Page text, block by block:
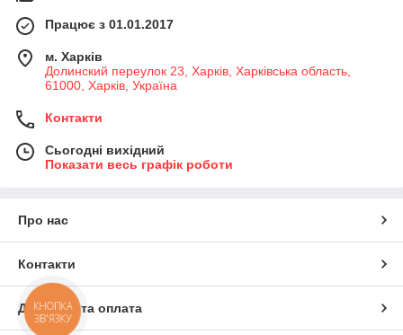
Працює з 01.01.2017
м. Харків
Долинский переулок 23, Харків, Харківська область,
61000, Харків, Україна
Контакти
Сьогодні вихідний
Показати весь графік роботи
Про нас
Контакти
Доставка та оплата
КНОПКА
ЗВ'ЯЗКУ